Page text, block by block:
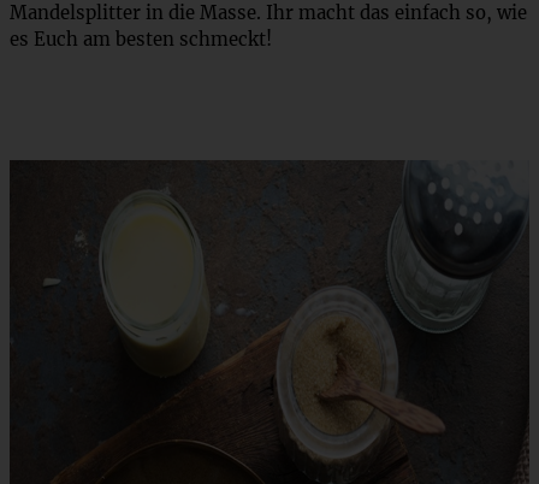
Mandelsplitter in die Masse. Ihr macht das einfach so, wie
es Euch am besten schmeckt!